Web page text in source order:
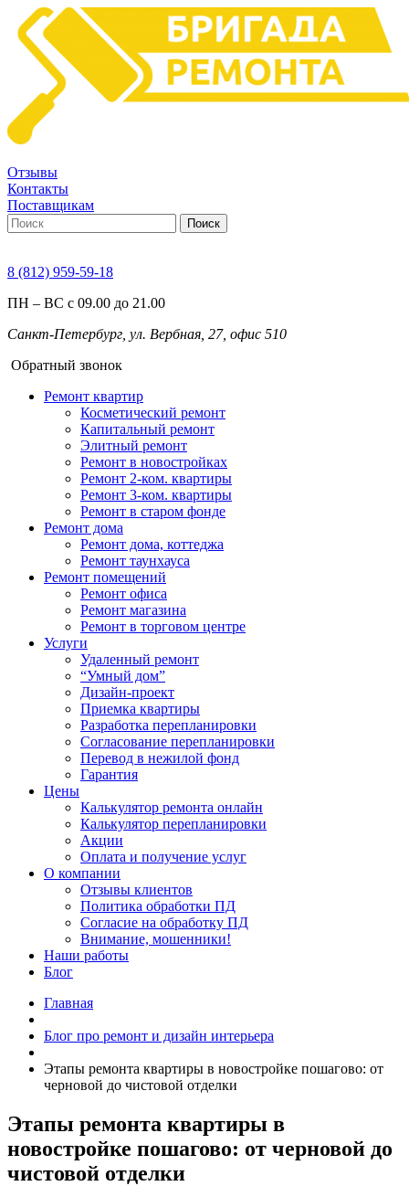
Отзывы
Контакты
Поставщикам
Поиск
8 (812) 959-59-18
ПН – ВС с 09.00 до 21.00
Санкт-Петербург, ул. Вербная, 27, офис 510
Обратный звонок
Ремонт квартир
Косметический ремонт
Капитальный ремонт
Элитный ремонт
Ремонт в новостройках
Ремонт 2-ком. квартиры
Ремонт 3-ком. квартиры
Ремонт в старом фонде
Ремонт дома
Ремонт дома, коттеджа
Ремонт таунхауса
Ремонт помещений
Ремонт офиса
Ремонт магазина
Ремонт в торговом центре
Услуги
Удаленный ремонт
“Умный дом”
Дизайн-проект
Приемка квартиры
Разработка перепланировки
Согласование перепланировки
Перевод в нежилой фонд
Гарантия
Цены
Калькулятор ремонта онлайн
Калькулятор перепланировки
Акции
Оплата и получение услуг
О компании
Отзывы клиентов
Политика обработки ПД
Согласие на обработку ПД
Внимание, мошенники!
Наши работы
Блог
Главная
Блог про ремонт и дизайн интерьера
Этапы ремонта квартиры в новостройке пошагово: от
черновой до чистовой отделки
Этапы ремонта квартиры в
новостройке пошагово: от черновой до
чистовой отделки